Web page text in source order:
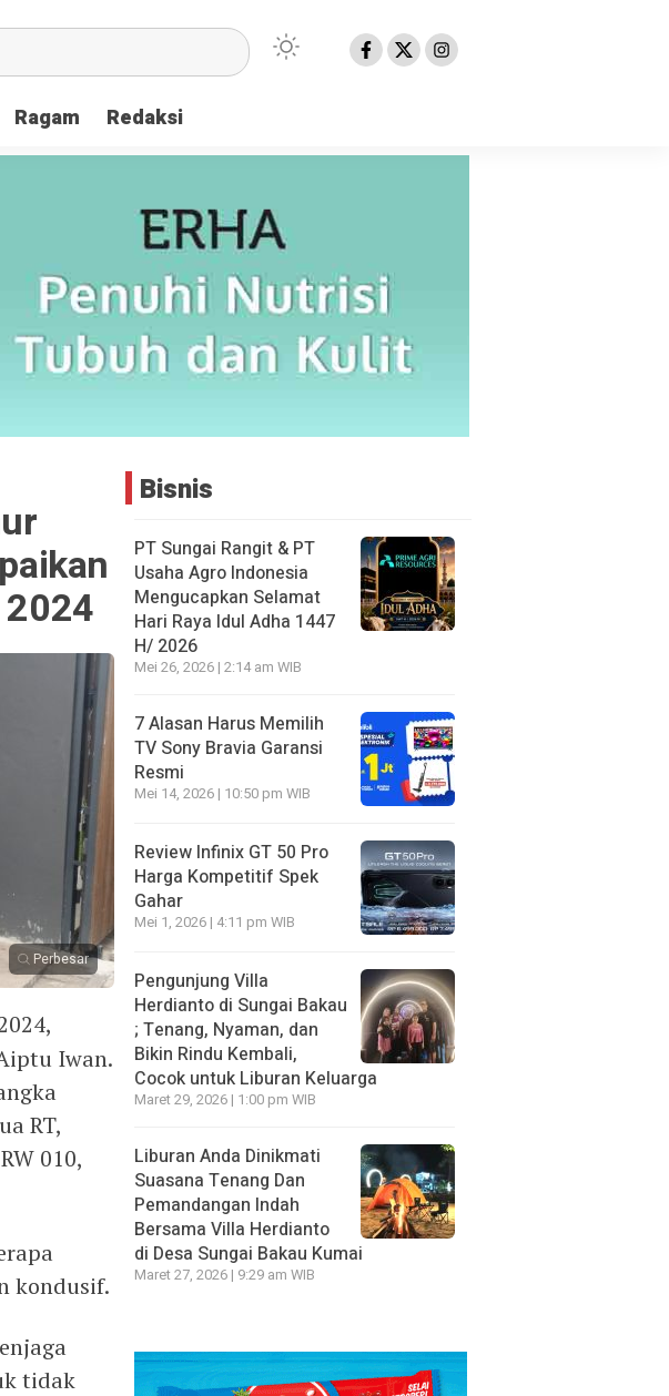
Ragam Redaksi
Perbesar
Iwan.
RT,
010,
kondusif.
tidak
Bisnis
PT Sungai Rangit & PT
Usaha Agro Indonesia
Mengucapkan Selamat
Hari Raya Idul Adha 1447
H/ 2026
Mei 26, 2026 | 2:14 am WIB
7 Alasan Harus Memilih
TV Sony Bravia Garansi
Resmi
Mei 14, 2026 | 10:50 pm WIB
Review Infinix GT 50 Pro
Harga Kompetitif Spek
Gahar
Mei 1, 2026 | 4:11 pm WIB
Pengunjung Villa
Herdianto di Sungai Bakau
; Tenang, Nyaman, dan
Bikin Rindu Kembali,
Cocok untuk Liburan Keluarga
Maret 29, 2026 | 1:00 pm WIB
Liburan Anda Dinikmati
Suasana Tenang Dan
Pemandangan Indah
Bersama Villa Herdianto
di Desa Sungai Bakau Kumai
Maret 27, 2026 | 9:29 am WIB